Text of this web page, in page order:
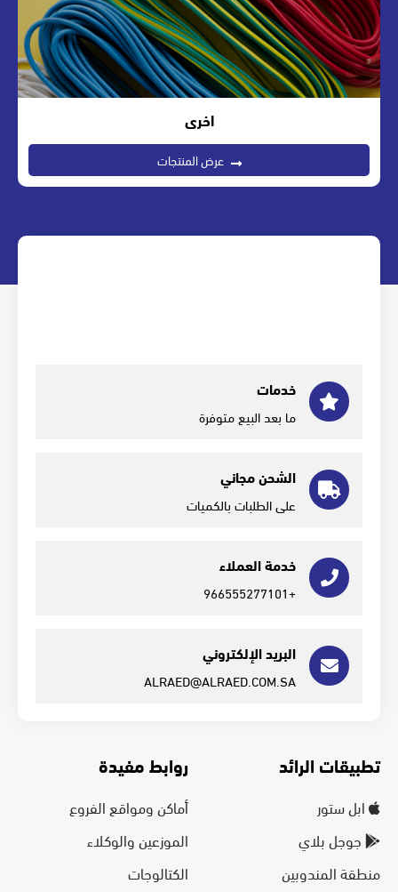
اخرى
عرض المنتجات
خدمات
ما بعد البيع متوفرة
الشحن مجاني
على الطلبات بالكميات
خدمة العملاء
+966555277101
البريد الإلكتروني
ALRAED@ALRAED.COM.SA
تطبيقات الرائد
ابل ستور
جوجل بلاي
منطقة المندوبين
روابط مفيدة
أماكن ومواقع الفروع
الموزعين والوكلاء
الكتالوجات